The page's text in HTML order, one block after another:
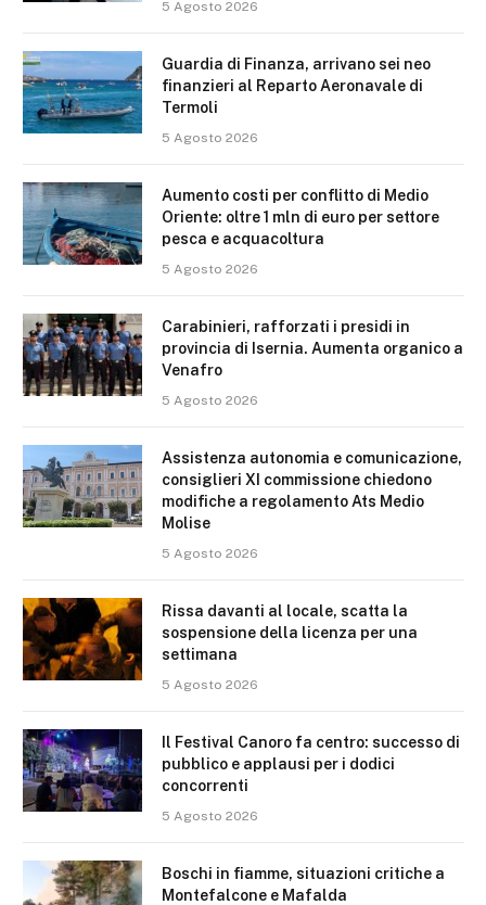
5 Agosto 2026
Guardia di Finanza, arrivano sei neo
finanzieri al Reparto Aeronavale di
Termoli
5 Agosto 2026
Aumento costi per conflitto di Medio
Oriente: oltre 1 mln di euro per settore
pesca e acquacoltura
5 Agosto 2026
Carabinieri, rafforzati i presidi in
provincia di Isernia. Aumenta organico a
Venafro
5 Agosto 2026
Assistenza autonomia e comunicazione,
consiglieri XI commissione chiedono
modifiche a regolamento Ats Medio
Molise
5 Agosto 2026
Rissa davanti al locale, scatta la
sospensione della licenza per una
settimana
5 Agosto 2026
Il Festival Canoro fa centro: successo di
pubblico e applausi per i dodici
concorrenti
5 Agosto 2026
Boschi in fiamme, situazioni critiche a
Montefalcone e Mafalda